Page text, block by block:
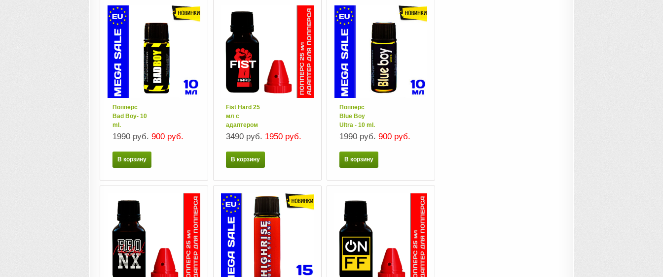
Попперс
Bаd Boy- 10
ml.
1990 руб. 900 руб.
В корзину
Fist Hard 25
мл с
адаптером
3490 руб. 1950 руб.
В корзину
Попперс
Blue Boy
Ultra - 10 ml.
1990 руб. 900 руб.
В корзину